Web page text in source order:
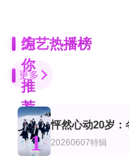
为
你
推
荐
更新至20260808第3期
开始奏乐开始舞
第8集完结
摇滚兄弟私生活第三季
更新至06集
荒野独居第十三季
综艺热播榜
更多
1
怦然心动20岁：
20260607特辑